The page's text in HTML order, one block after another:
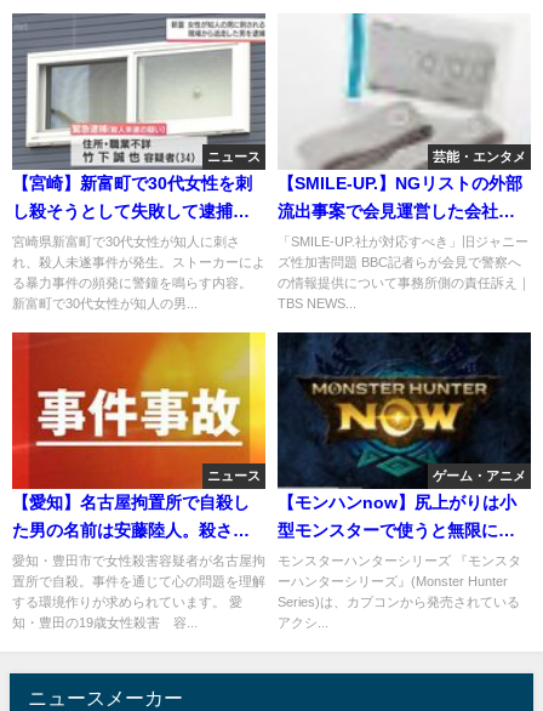
ニュース
【宮崎】新富町で30代女性を刺
し殺そうとして失敗して逮捕さ
れた知人の竹下誠也とはどんな
人物？自宅は？家族は？
宮崎県新富町で30代女性が知人に刺さ
れ、殺人未遂事件が発生。ストーカーによ
る暴力事件の頻発に警鐘を鳴らす内容。
新富町で30代女性が知人の男...
芸能・エンタメ
【SMILE-UP.】NGリストの外部
流出事案で会見運営した会社の
調査結果を今更ながら報告
「SMILE-UP.社が対応すべき」旧ジャニー
ズ性加害問題 BBC記者らが会見で警察へ
の情報提供について事務所側の責任訴え｜
TBS NEWS...
ニュース
【愛知】名古屋拘置所で自殺し
た男の名前は安藤陸人。殺され
た19歳の女性の名前は東川千愛
礼（ちあら）
愛知・豊田市で女性殺害容疑者が名古屋拘
置所で自殺。事件を通じて心の問題を理解
する環境作りが求められています。 愛
知・豊田の19歳女性殺害 容...
ゲーム・アニメ
【モンハンnow】尻上がりは小
型モンスターで使うと無限に攻
撃力が上がるのか検証！
モンスターハンターシリーズ 『モンスタ
ーハンターシリーズ』(Monster Hunter
Series)は、カプコンから発売されている
アクシ...
ニュースメーカー